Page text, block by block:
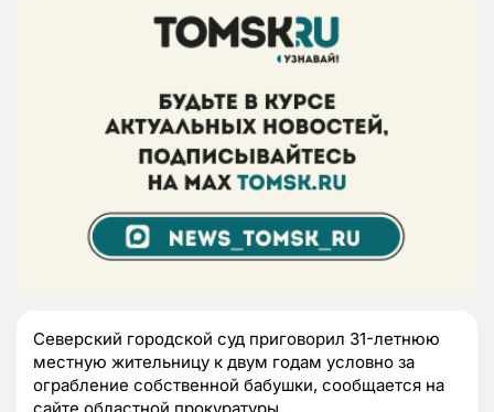
Северский городской суд приговорил 31-летнюю
местную жительницу к двум годам условно за
ограбление собственной бабушки, сообщается на